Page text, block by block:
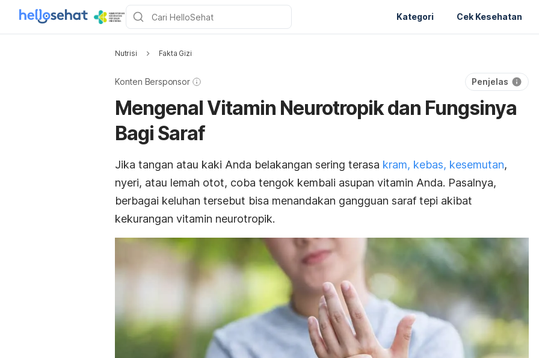
Kategori Cek Kesehatan
Nutrisi Fakta Gizi
Konten Bersponsor Penjelas
Mengenal Vitamin Neurotropik dan Fungsinya
Bagi Saraf
Jika tangan atau kaki Anda belakangan sering terasa kram, kebas, kesemutan,
nyeri, atau lemah otot, coba tengok kembali asupan vitamin Anda. Pasalnya,
berbagai keluhan tersebut bisa menandakan gangguan saraf tepi akibat
kekurangan vitamin neurotropik.